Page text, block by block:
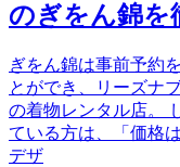
のぎをん錦を
ぎをん錦は事前予約
とができ、リーズナ
の着物レンタル店。
ている方は、「価格
デザ